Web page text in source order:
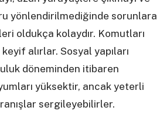
yönlendirilmediğinde sorunlara
oldukça kolaydır. Komutları
alırlar. Sosyal yapıları
döneminden itibaren
yüksektir, ancak yeterli
sergileyebilirler.